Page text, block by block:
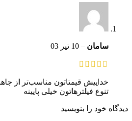
سامان – 10 تیر 03
خداییش قیمتاتون مناسب‌تر از
تنوع فیلترهاتون خیلی پایینه
دیدگاه خود را بنویسید